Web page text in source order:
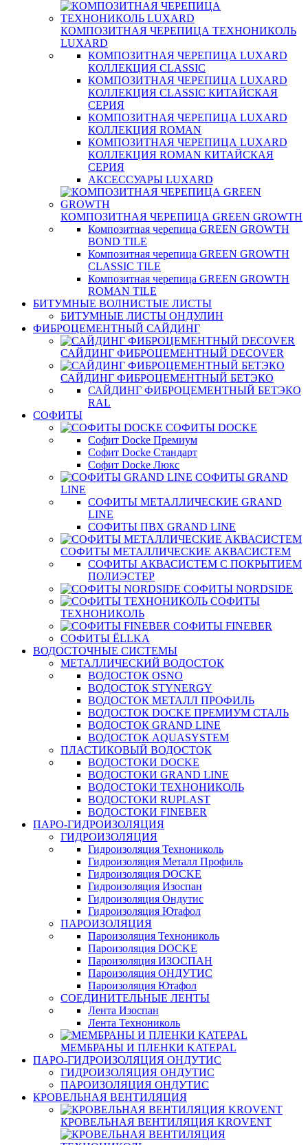
КОМПОЗИТНАЯ ЧЕРЕПИЦА ТЕХНОНИКОЛЬ
LUXARD
КОМПОЗИТНАЯ ЧЕРЕПИЦА LUXARD
КОЛЛЕКЦИЯ CLASSIC
КОМПОЗИТНАЯ ЧЕРЕПИЦА LUXARD
КОЛЛЕКЦИЯ CLASSIC КИТАЙСКАЯ
СЕРИЯ
КОМПОЗИТНАЯ ЧЕРЕПИЦА LUXARD
КОЛЛЕКЦИЯ ROMAN
КОМПОЗИТНАЯ ЧЕРЕПИЦА LUXARD
КОЛЛЕКЦИЯ ROMAN КИТАЙСКАЯ
СЕРИЯ
АКСЕССУАРЫ LUXARD
КОМПОЗИТНАЯ ЧЕРЕПИЦА GREEN GROWTH
Композитная черепица GREEN GROWTH
BOND TILE
Композитная черепица GREEN GROWTH
CLASSIC TILE
Композитная черепица GREEN GROWTH
ROMAN TILE
БИТУМНЫЕ ВОЛНИСТЫЕ ЛИСТЫ
БИТУМНЫЕ ЛИСТЫ ОНДУЛИН
ФИБРОЦЕМЕНТНЫЙ САЙДИНГ
САЙДИНГ ФИБРОЦЕМЕНТНЫЙ DECOVER
САЙДИНГ ФИБРОЦЕМЕНТНЫЙ БЕТЭКО
САЙДИНГ ФИБРОЦЕМЕНТНЫЙ БЕТЭКО
RAL
СОФИТЫ
СОФИТЫ DOCKE
Софит Docke Премиум
Софит Docke Стандарт
Софит Docke Люкс
СОФИТЫ GRAND
LINE
СОФИТЫ МЕТАЛЛИЧЕСКИЕ GRAND
LINE
СОФИТЫ ПВХ GRAND LINE
СОФИТЫ МЕТАЛЛИЧЕСКИЕ АКВАСИСТЕМ
СОФИТЫ АКВАСИСТЕМ С ПОКРЫТИЕМ
ПОЛИЭСТЕР
СОФИТЫ NORDSIDE
СОФИТЫ
ТЕХНОНИКОЛЬ
СОФИТЫ FINEBER
СОФИТЫ ЁLLKA
ВОДОСТОЧНЫЕ СИСТЕМЫ
МЕТАЛЛИЧЕСКИЙ ВОДОСТОК
ВОДОСТОК OSNO
ВОДОСТОК STYNERGY
ВОДОСТОК МЕТАЛЛ ПРОФИЛЬ
ВОДОСТОК DOCKE ПРЕМИУМ СТАЛЬ
ВОДОСТОК GRAND LINE
ВОДОСТОК AQUASYSTEM
ПЛАСТИКОВЫЙ ВОДОСТОК
ВОДОСТОКИ DOCKE
ВОДОСТОКИ GRAND LINE
ВОДОСТОКИ ТЕХНОНИКОЛЬ
ВОДОСТОКИ RUPLAST
ВОДОСТОКИ FINEBER
ПАРО-ГИДРОИЗОЛЯЦИЯ
ГИДРОИЗОЛЯЦИЯ
Гидроизоляция Технониколь
Гидроизоляция Металл Профиль
Гидроизоляция DOCKE
Гидроизоляция Изоспан
Гидроизоляция Ондутис
Гидроизоляция Ютафол
ПАРОИЗОЛЯЦИЯ
Пароизоляция Технониколь
Пароизоляция DOCKE
Пароизоляция ИЗОСПАН
Пароизоляция ОНДУТИС
Пароизоляция Ютафол
СОЕДИНИТЕЛЬНЫЕ ЛЕНТЫ
Лента Изоспан
Лента Технониколь
МЕМБРАНЫ И ПЛЕНКИ KATEPAL
ПАРО-ГИДРОИЗОЛЯЦИЯ ОНДУТИС
ГИДРОИЗОЛЯЦИЯ ОНДУТИС
ПАРОИЗОЛЯЦИЯ ОНДУТИС
КРОВЕЛЬНАЯ ВЕНТИЛЯЦИЯ
КРОВЕЛЬНАЯ ВЕНТИЛЯЦИЯ KROVENT